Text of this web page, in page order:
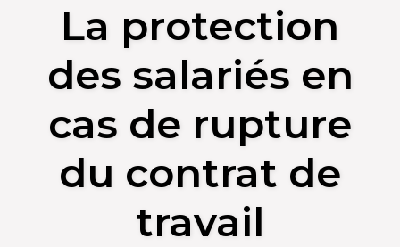
La protection
des salariés en
cas de rupture
du contrat de
travail